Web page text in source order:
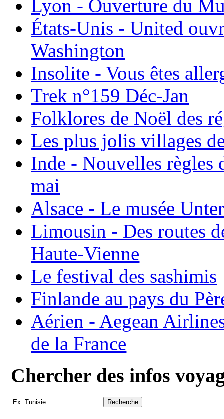
Lyon - Ouverture du
États-Unis - United
Washington
Insolite - Vous êtes
Trek n°159 Déc-Jan
Folklores de Noël des
Les plus jolis villages
Inde - Nouvelles règles
mai
Alsace - Le musée
Limousin - Des routes
Haute-Vienne
Le festival des sashimis
Finlande au pays du
Aérien - Aegean
de la France
Chercher des infos